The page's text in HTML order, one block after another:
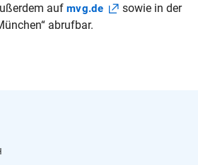
auf mvg.de
sowie in der
abrufbar.